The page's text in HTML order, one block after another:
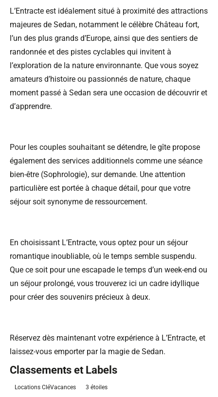
L’Entracte est idéalement situé à proximité des attractions
majeures de Sedan, notamment le célèbre Château fort,
l’un des plus grands d’Europe, ainsi que des sentiers de
randonnée et des pistes cyclables qui invitent à
l’exploration de la nature environnante. Que vous soyez
amateurs d’histoire ou passionnés de nature, chaque
moment passé à Sedan sera une occasion de découvrir et
d’apprendre.
Pour les couples souhaitant se détendre, le gîte propose
également des services additionnels comme une séance
bien-être (Sophrologie), sur demande. Une attention
particulière est portée à chaque détail, pour que votre
séjour soit synonyme de ressourcement.
En choisissant L’Entracte, vous optez pour un séjour
romantique inoubliable, où le temps semble suspendu.
Que ce soit pour une escapade le temps d’un week-end ou
un séjour prolongé, vous trouverez ici un cadre idyllique
pour créer des souvenirs précieux à deux.
Réservez dès maintenant votre expérience à L’Entracte, et
laissez-vous emporter par la magie de Sedan.
Classements et Labels
Locations CléVacances 3 étoiles